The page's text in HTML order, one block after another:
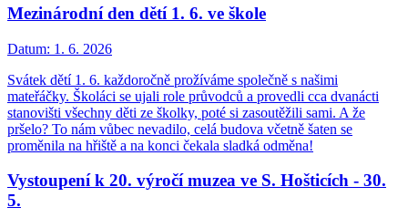
Mezinárodní den dětí 1. 6. ve škole
Datum: 1. 6. 2026
Svátek dětí 1. 6. každoročně prožíváme společně s našimi
mateřáčky. Školáci se ujali role průvodců a provedli cca dvanácti
stanovišti všechny děti ze školky, poté si zasoutěžili sami. A že
pršelo? To nám vůbec nevadilo, celá budova včetně šaten se
proměnila na hřiště a na konci čekala sladká odměna!
Vystoupení k 20. výročí muzea ve S. Hošticích - 30.
5.